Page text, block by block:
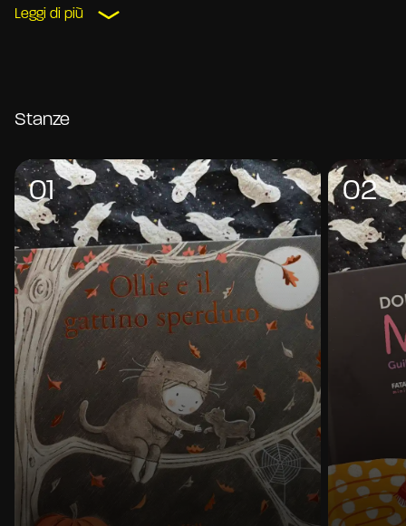
travestimento. Si mette addosso come un
Halloween, nel mondo dei libri per l’infanzia, è
una festa della trasformazione. Le streghe
fanno la spesa, i vampiri diventano influencer, i
fantasmi prendono coraggio e perfino i mostri
cercano di dormire bene. Sono dieci albi che
parlano di ciò che spaventa senza spaventare,
che insegnano ai bambini (e ricordano agli
adulti) che la paura, come l’immaginazione, si
può addomesticare con ironia, empatia e un po’
di glitter.
Ecco i nostri 10 libri illustrati di Halloween
Leggi di più
Stanze
01 02